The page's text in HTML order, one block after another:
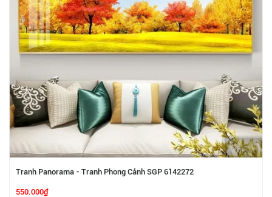
Tranh Panorama - Tranh Phong Cảnh SGP 6142272
550.000₫